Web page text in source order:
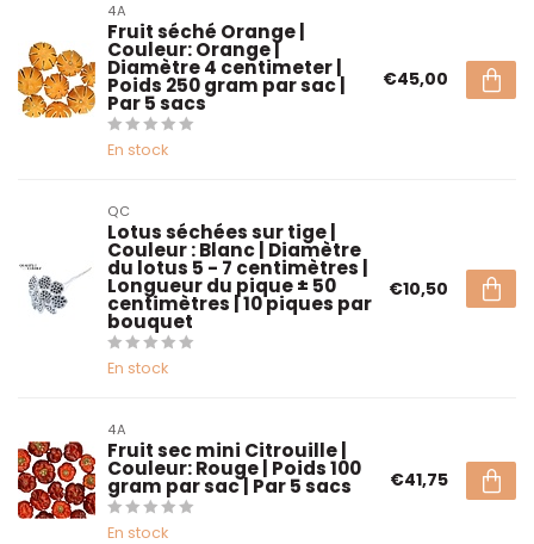
4A
Fruit séché Orange |
Couleur: Orange |
Diamètre 4 centimeter |
Poids 250 gram par sac |
Par 5 sacs
En stock
€45,00
QC
Lotus séchées sur tige |
Couleur : Blanc | Diamètre
du lotus 5 - 7 centimètres |
Longueur du pique ± 50
centimètres | 10 piques par
bouquet
En stock
€10,50
4A
Fruit sec mini Citrouille |
Couleur: Rouge | Poids 100
gram par sac | Par 5 sacs
En stock
€41,75